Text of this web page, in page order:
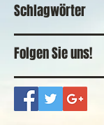
Schlagwörter
Folgen Sie uns!